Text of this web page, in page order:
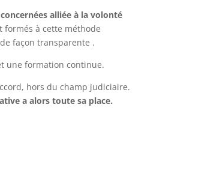
alliée à la volonté
formés à cette méthode
façon transparente .
une formation continue.
hors du champ judiciaire.
a alors toute sa place.